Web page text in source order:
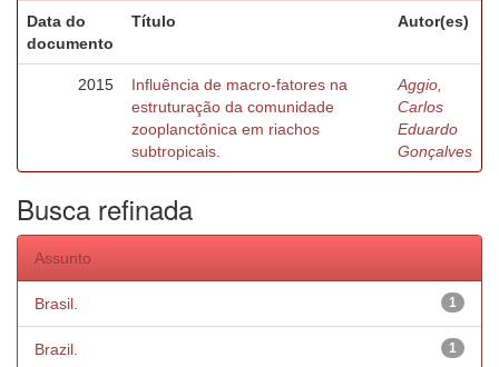
Data do
documento
Título Autor(es)
2015
Influência de macro-fatores na
estruturação da comunidade
zooplanctônica em riachos
subtropicais.
Aggio,
Carlos
Eduardo
Gonçalves
Busca refinada
Assunto
1
Brasil.
1
Brazil.